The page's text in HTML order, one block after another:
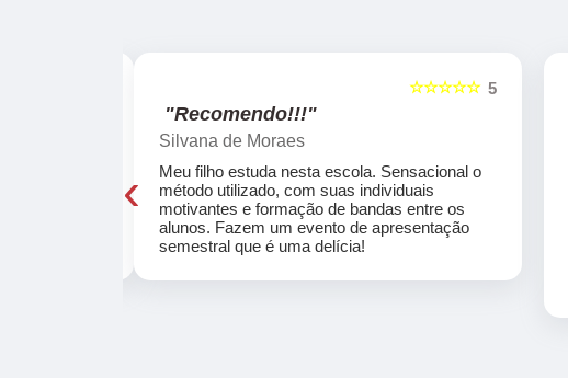
5
☆☆☆☆☆
"Recomendo!!!"
Silvana de Moraes
Meu filho estuda nesta escola. Sensacional o
método utilizado, com suas individuais
motivantes e formação de bandas entre os
alunos. Fazem um evento de apresentação
semestral que é uma delícia!
‹